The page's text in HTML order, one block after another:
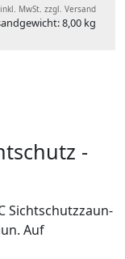
MwSt. zzgl. Versand
8,00 kg
-
Sichtschutzzaun-
Auf